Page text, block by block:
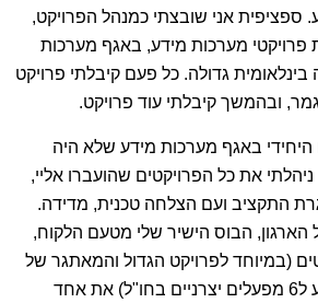
ספציפית אני שובצתי כמנהל הפרויקט,
מערכות מידע, באגף מערכות
גדולה. כל פעם קיבלתי פרויקט
ובהמשך קיבלתי עוד פרויקט.
היחידי באגף מערכות מידע שלא היה
את כל הפרויקטים שהועברו אליי,
התקציב ועם הצלחה טכנית, מדידה.
הבוס הישיר שלי מטעם הלקוח,
(במיוחד לפרויקט הגדול והמאתגר של
מיגרציית מערכות מידע ל6 מפעלים יצרניים בחו"ל) את אחד